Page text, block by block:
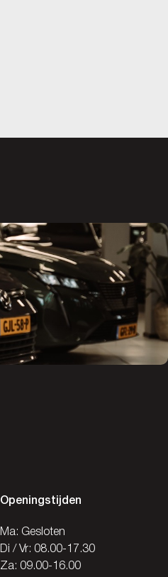
Openingstijden
Ma: Gesloten
Di / Vr: 08.00-17.30
Za: 09.00-16.00